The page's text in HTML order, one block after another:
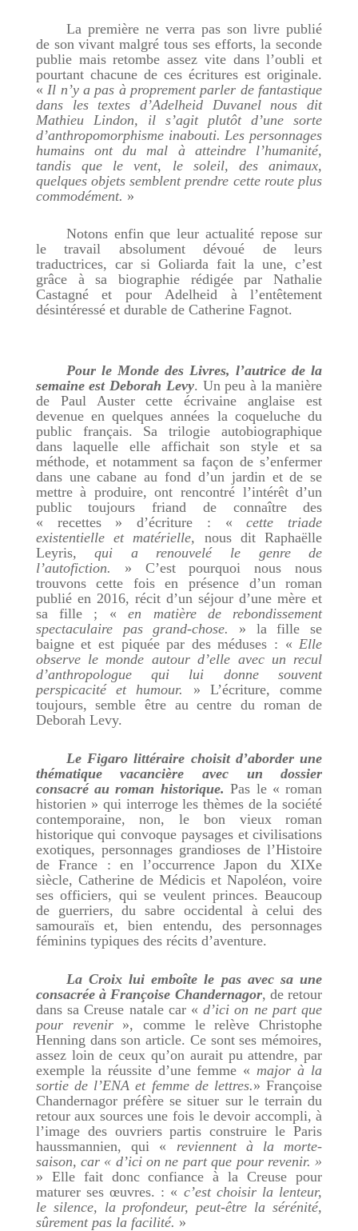
La première ne verra pas son livre publié
de son vivant malgré tous ses efforts, la seconde
publie mais retombe assez vite dans l’oubli et
pourtant chacune de ces écritures est originale.
« Il n’y a pas à proprement parler de fantastique
dans les textes d’Adelheid Duvanel nous dit
Mathieu Lindon, il s’agit plutôt d’une sorte
d’anthropomorphisme inabouti. Les personnages
humains ont du mal à atteindre l’humanité,
tandis que le vent, le soleil, des animaux,
quelques objets semblent prendre cette route plus
commodément. »
Notons enfin que leur actualité repose sur
le travail absolument dévoué de leurs
traductrices, car si Goliarda fait la une, c’est
grâce à sa biographie rédigée par Nathalie
Castagné et pour Adelheid à l’entêtement
désintéressé et durable de Catherine Fagnot.
Pour le Monde des Livres, l’autrice de la
semaine est Deborah Levy. Un peu à la manière
de Paul Auster cette écrivaine anglaise est
devenue en quelques années la coqueluche du
public français. Sa trilogie autobiographique
dans laquelle elle affichait son style et sa
méthode, et notamment sa façon de s’enfermer
dans une cabane au fond d’un jardin et de se
mettre à produire, ont rencontré l’intérêt d’un
public toujours friand de connaître des
« recettes » d’écriture : «cette triade
existentielle et matérielle, nous dit Raphaëlle
Leyris, qui a renouvelé le genre de
l’autofiction. » C’est pourquoi nous nous
trouvons cette fois en présence d’un roman
publié en 2016, récit d’un séjour d’une mère et
sa fille ; « en matière de rebondissement
spectaculaire pas grand-chose. » la fille se
baigne et est piquée par des méduses : «Elle
observe le monde autour d’elle avec un recul
d’anthropologue qui lui donne souvent
perspicacité et humour.
» L’écriture, comme
toujours, semble être au centre du roman de
Deborah Levy.
Le Figaro littéraire choisit d’aborder une
thématique vacancière avec un dossier
consacré au roman historique. Pas le « roman
historien » qui interroge les thèmes de la société
contemporaine, non, le bon vieux roman
historique qui convoque paysages et civilisations
exotiques, personnages grandioses de l’Histoire
de France : en l’occurrence Japon du XIXe
siècle, Catherine de Médicis et Napoléon, voire
ses officiers, qui se veulent princes. Beaucoup
de guerriers, du sabre occidental à celui des
samouraïs et, bien entendu, des personnages
féminins typiques des récits d’aventure.
La Croix lui emboîte le pas avec sa une
consacrée à Françoise Chandernagor, de retour
dans sa Creuse natale car «d’ici on ne part que
pour revenir», comme le relève Christophe
Henning dans son article. Ce sont ses mémoires,
assez loin de ceux qu’on aurait pu attendre, par
exemple la réussite d’une femme « major à la
sortie de l’ENA et femme de lettres.» Françoise
Chandernagor préfère se situer sur le terrain du
retour aux sources une fois le devoir accompli, à
l’image des ouvriers partis construire le Paris
haussmannien, qui « reviennent à la morte-
saison, car « d’ici on ne part que pour revenir. »
» Elle fait donc confiance à la Creuse pour
maturer ses œuvres. : « c’est choisir la lenteur,
le silence, la profondeur, peut-être la sérénité,
sûrement pas la facilité. »